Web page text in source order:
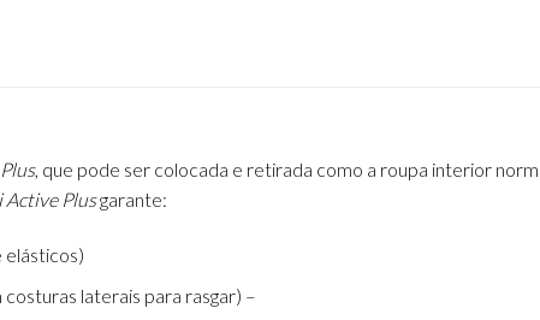
, que pode ser colocada e retirada como a roupa interior
Active Plusgarante:
elásticos)
laterais para rasgar) –